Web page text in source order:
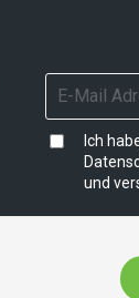
Ich
und